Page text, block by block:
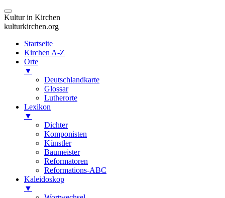
Kultur in Kirchen
kulturkirchen.org
Startseite
Kirchen A-Z
Orte
▼
Deutschlandkarte
Glossar
Lutherorte
Lexikon
▼
Dichter
Komponisten
Künstler
Baumeister
Reformatoren
Reformations-ABC
Kaleidoskop
▼